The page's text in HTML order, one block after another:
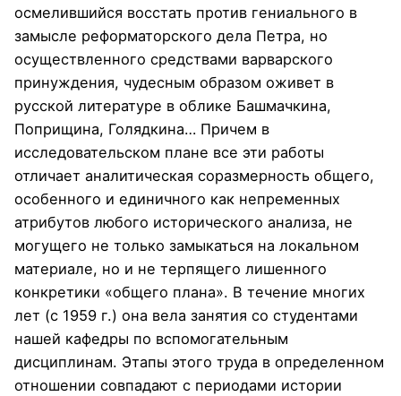
осмелившийся восстать против гениального в
замысле реформаторского дела Петра, но
осуществленного средствами варварского
принуждения, чудесным образом оживет в
русской литературе в облике Башмачкина,
Поприщина, Голядкина… Причем в
исследовательском плане все эти работы
отличает аналитическая соразмерность общего,
особенного и единичного как непременных
атрибутов любого исторического анализа, не
могущего не только замыкаться на локальном
материале, но и не терпящего лишенного
конкретики «общего плана». В течение многих
лет (с 1959 г.) она вела занятия со студентами
нашей кафедры по вспомогательным
дисциплинам. Этапы этого труда в определенном
отношении совпадают с периодами истории